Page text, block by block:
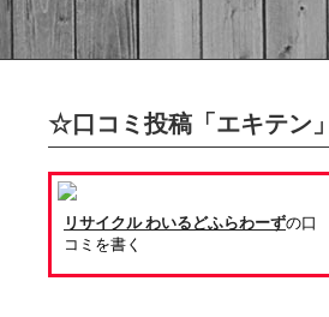
☆口コミ投稿「エキテン」
リサイクル わいるどふらわーずの口
コミを書く